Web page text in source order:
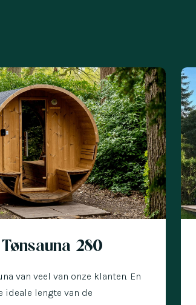
280
van veel van onze klanten. En
ideale lengte van de